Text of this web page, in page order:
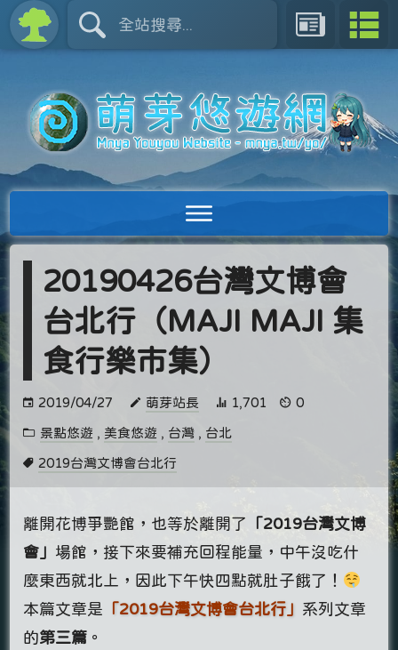
20190426台灣文博會
台北行（MAJI MAJI 集
食行樂市集）
2019/04/27 萌芽站長 1,701 0
景點悠遊 , 美食悠遊 , 台灣 , 台北
2019台灣文博會台北行
離開花博爭艷館，也等於離開了
「2019台灣文博
會」 場館，接下來要補充回程能量，中午沒吃什
麼東西就北上，因此下午快四點就肚子餓了！
本篇文章是 「2019台灣文博會台北行」 系列文章
的第三篇 。